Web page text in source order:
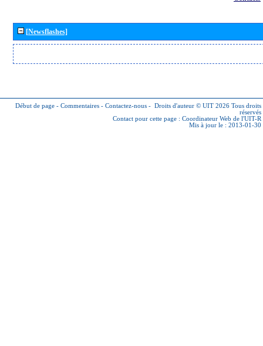
[Newsflashes]
Début de page - Commentaires - Contactez-nous - Droits d'auteur © UIT 2026 Tous droits
réservés
Contact pour cette page : Coordinateur Web de l'UIT-R
Mis à jour le : 2013-01-30